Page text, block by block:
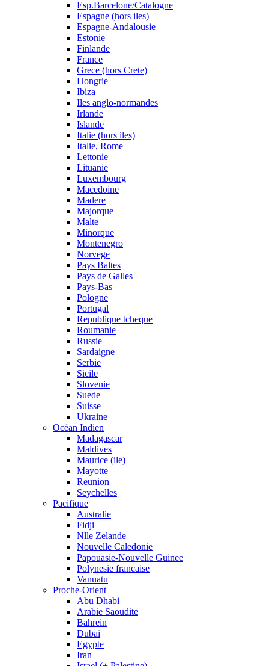
Esp.Barcelone/Catalogne
Espagne (hors iles)
Espagne-Andalousie
Estonie
Finlande
France
Grece (hors Crete)
Hongrie
Ibiza
Iles anglo-normandes
Irlande
Islande
Italie (hors iles)
Italie, Rome
Lettonie
Lituanie
Luxembourg
Macedoine
Madere
Majorque
Malte
Minorque
Montenegro
Norvege
Pays Baltes
Pays de Galles
Pays-Bas
Pologne
Portugal
Republique tcheque
Roumanie
Russie
Sardaigne
Serbie
Sicile
Slovenie
Suede
Suisse
Ukraine
Océan Indien
Madagascar
Maldives
Maurice (ile)
Mayotte
Reunion
Seychelles
Pacifique
Australie
Fidji
Nlle Zelande
Nouvelle Caledonie
Papouasie-Nouvelle Guinee
Polynesie francaise
Vanuatu
Proche-Orient
Abu Dhabi
Arabie Saoudite
Bahrein
Dubai
Egypte
Iran